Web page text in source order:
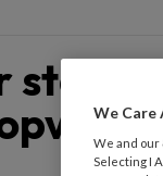
stapt
We Care
We and our
Selecting I